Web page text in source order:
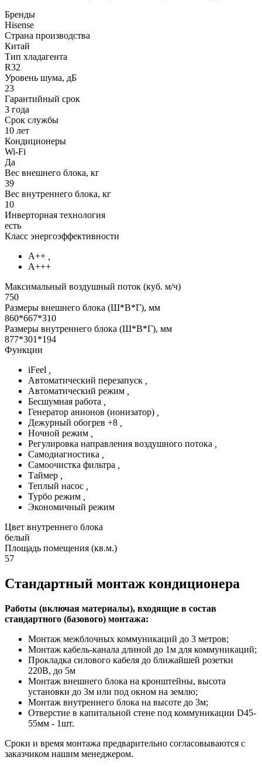
Бренды
Hisense
Страна производства
Китай
Тип хладагента
R32
Уровень шума, дБ
23
Гарантийный срок
3 года
Срок службы
10 лет
Кондиционеры
Wi-Fi
Да
Вес внешнего блока, кг
39
Вес внутреннего блока, кг
10
Инверторная технология
есть
Класс энергоэффективности
А++
А+++
Максимальный воздушный поток (куб. м/ч)
750
Размеры внешнего блока (Ш*В*Г), мм
860*667*310
Размеры внутреннего блока (Ш*В*Г), мм
877*301*194
Функции
iFeel
Автоматический перезапуск
Автоматический режим
Бесшумная работа
Генератор анионов (ионизатор)
Дежурный обогрев +8
Ночной режим
Регулировка направления воздушного потока
Самодиагностика
Самоочистка фильтра
Таймер
Теплый насос
Турбо режим
Экономичный режим
Цвет внутреннего блока
белый
Площадь помещения (кв.м.)
57
Стандартный монтаж кондиционера
Работы (включая материалы), входящие в состав
стандартного (базового) монтажа:
Монтаж межблочных коммуникаций до 3 метров;
Монтаж кабель-канала длиной до 1м для коммуникаций;
Прокладка силового кабеля до ближайшей розетки
220В, до 5м
Монтаж внешнего блока на кронштейны, высота
установки до 3м или под окном на землю;
Монтаж внутреннего блока на высоте до 3м;
Отверстие в капитальной стене под коммуникации D45-
55мм - 1шт.
Сроки и время монтажа предварительно согласовываются с
заказчиком нашим менеджером.